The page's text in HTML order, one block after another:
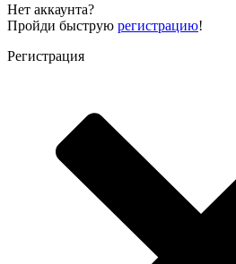
Нет аккаунта?
Пройди быструю регистрацию!
Регистрация